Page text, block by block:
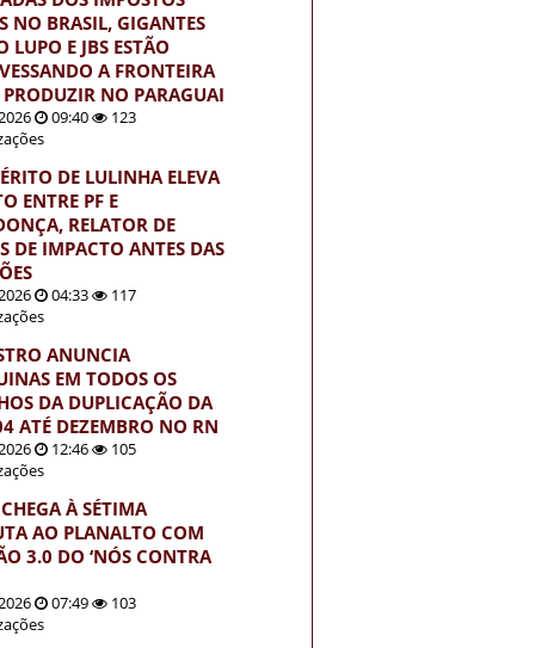
NO BRASIL, GIGANTES
LUPO E JBS ESTÃO
A FRONTEIRA
NO PARAGUAI
09:40
123
DE LULINHA ELEVA
ENTRE PF E
RELATOR DE
DE IMPACTO ANTES DAS
04:33
117
ANUNCIA
EM TODOS OS
DA DUPLICAÇÃO DA
ATÉ DEZEMBRO NO RN
12:46
105
À SÉTIMA
AO PLANALTO COM
3.0 DO ‘NÓS CONTRA
07:49
103